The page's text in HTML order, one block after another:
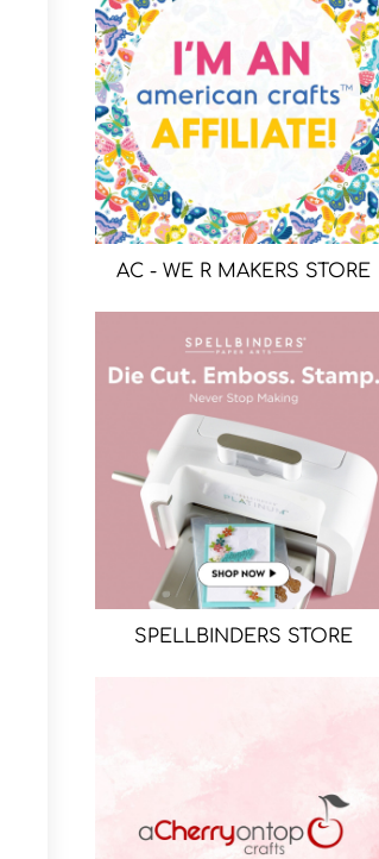
AC - WE R MAKERS STORE
SPELLBINDERS STORE